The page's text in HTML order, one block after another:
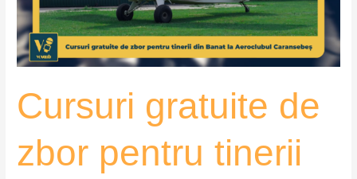
Cursuri gratuite de
zbor pentru tinerii
din
Banat
la
Caransebeș
–